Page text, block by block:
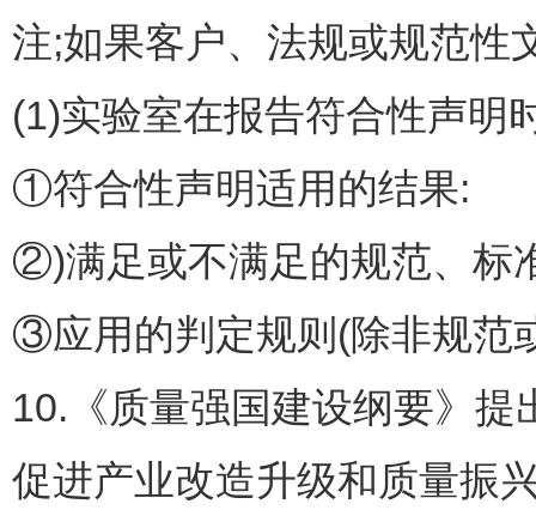
注;如果客户、法规或规范性
(1)实验室在报告符合性声明
①符合性声明适用的结果:
②)满足或不满足的规范、标
③应用的判定规则(除非规范
10.《质量强国建设纲要》
促进产业改造升级和质量振